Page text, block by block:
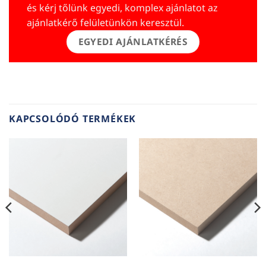
és kérj tőlünk egyedi, komplex ajánlatot az
ajánlatkérő felületünkön keresztül.
EGYEDI AJÁNLATKÉRÉS
KAPCSOLÓDÓ TERMÉKEK